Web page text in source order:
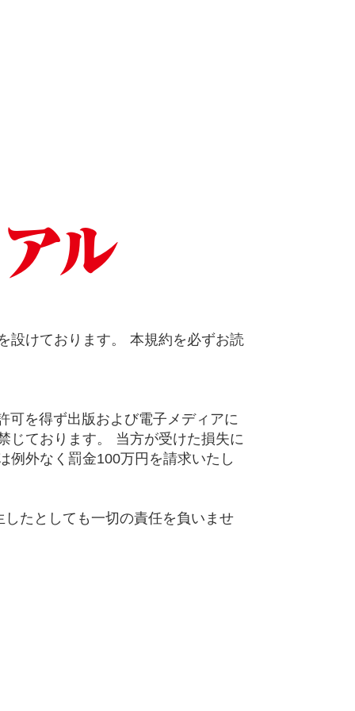
ル
設けております。 本規約を必ずお読
可を得ず出版および電子メディアに
じております。 当方が受けた損失に
外なく罰金100万円を請求いたし
たとしても一切の責任を負いませ